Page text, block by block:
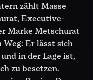
zählt Masse
Executive-
Marke Metschurat
Weg: Er lässt sich
in der Lage ist,
zu besetzen.